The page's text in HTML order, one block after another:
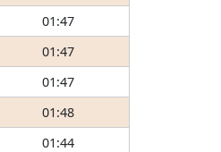
01:47
01:47
01:47
01:48
01:44